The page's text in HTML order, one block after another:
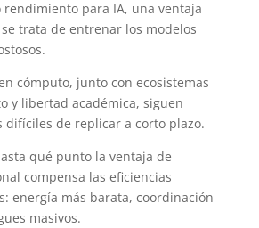
rendimiento para IA, una ventaja
trata de entrenar los modelos
cómputo, junto con ecosistemas
y libertad académica, siguen
difíciles de replicar a corto plazo.
qué punto la ventaja de
compensa las eficiencias
energía más barata, coordinación
masivos.